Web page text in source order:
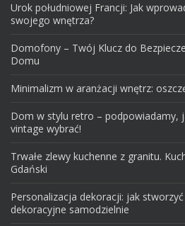
Urok południowej Francji: Jak
swojego wnętrza?
Domofony – Twój Klucz do
Domu
Minimalizm w aranżacji wnętrz:
Dom w stylu retro – podpowiadamy,
vintage wybrać!
Trwałe zlewy kuchenne z granitu.
Gdański
Personalizacja dekoracji: jak
dekoracyjne samodzielnie